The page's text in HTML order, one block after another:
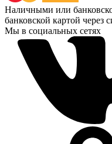
Наличными или
банковской картой через
Мы в социальных сетях